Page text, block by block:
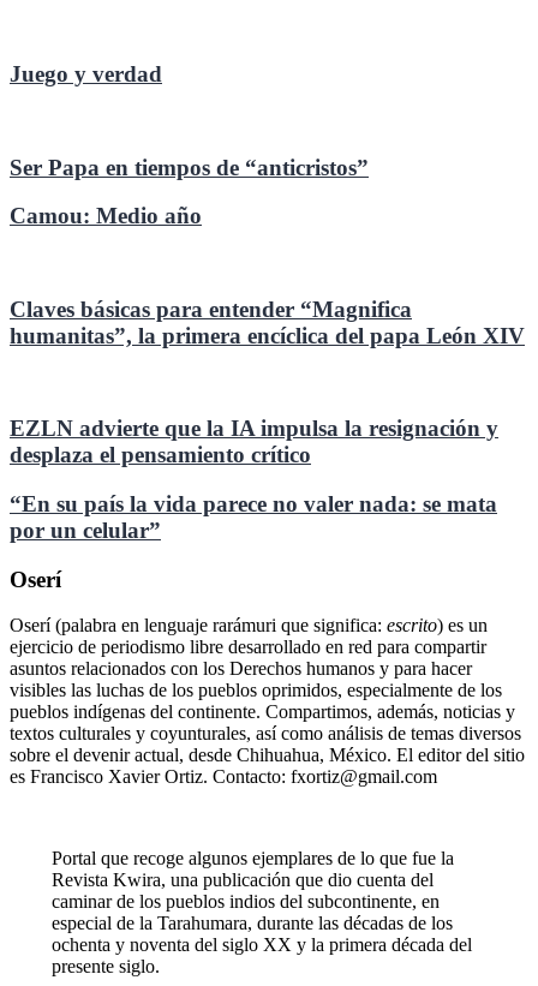
Juego y verdad
Ser Papa en tiempos de “anticristos”
Camou: Medio año
Claves básicas para entender “Magnifica
humanitas”, la primera encíclica del papa León XIV
EZLN advierte que la IA impulsa la resignación y
desplaza el pensamiento crítico
“En su país la vida parece no valer nada: se mata
por un celular”
Oserí
Oserí (palabra en lenguaje rarámuri que significa: escrito) es un
ejercicio de periodismo libre desarrollado en red para compartir
asuntos relacionados con los Derechos humanos y para hacer
visibles las luchas de los pueblos oprimidos, especialmente de los
pueblos indígenas del continente. Compartimos, además, noticias y
textos culturales y coyunturales, así como análisis de temas diversos
sobre el devenir actual, desde Chihuahua, México. El editor del sitio
es Francisco Xavier Ortiz. Contacto: fxortiz@gmail.com
Portal que recoge algunos ejemplares de lo que fue la
Revista Kwira, una publicación que dio cuenta del
caminar de los pueblos indios del subcontinente, en
especial de la Tarahumara, durante las décadas de los
ochenta y noventa del siglo XX y la primera década del
presente siglo.